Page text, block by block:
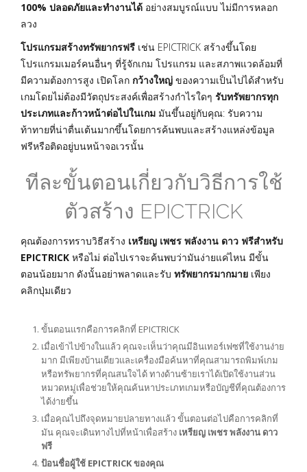
100% ปลอดภัยและทำงานได้ อย่างสมบูรณ์แบบ ไม่มีการหลอก
ลวง
โปรแกรมสร้างทรัพยากรฟรี เช่น EPICTRICK สร้างขึ้นโดย
โปรแกรมเมอร์คนอื่นๆ ที่รู้จักเกม โปรแกรม และสภาพแวดล้อมที่
มีความต้องการสูง เปิดโลก กว้างใหญ่ ของความเป็นไปได้สำหรับ
เกมโดยไม่ต้องมีวัตถุประสงค์เพื่อสร้างกำไรใดๆ รับทรัพยากรทุก
ประเภทและก้าวหน้าต่อไปในเกม มันขึ้นอยู่กับคุณ: รับความ
ท้าทายที่น่าตื่นเต้นมากขึ้นโดยการค้นพบและสร้างแหล่งข้อมูล
ฟรีหรือติดอยู่บนหน้าจอเวรนั้น
ทีละขั้นตอนเกี่ยวกับวิธีการใช้
ตัวสร้าง EPICTRICK
คุณต้องการทราบวิธีสร้าง เหรียญ เพชร พลังงาน ดาว ฟรีสำหรับ
EPICTRICK หรือไม่ ต่อไปเราจะค้นพบว่ามันง่ายแค่ไหน มีขั้น
ตอนน้อยมาก ดังนั้นอย่าพลาดและรับ ทรัพยากรมากมาย เพียง
คลิกปุ่มเดียว
ขั้นตอนแรกคือการคลิกที่ EPICTRICK
เมื่อเข้าไปข้างในแล้ว คุณจะเห็นว่าคุณมีอินเทอร์เฟซที่ใช้งานง่าย
มาก มีเพียงบ้านเดียวและเครื่องมือค้นหาที่คุณสามารถพิมพ์เกม
หรือทรัพยากรที่คุณสนใจได้ ทางด้านซ้ายเราได้เปิดใช้งานส่วน
หมวดหมู่เพื่อช่วยให้คุณค้นหาประเภทเกมหรือบัญชีที่คุณต้องการ
ได้ง่ายขึ้น
เมื่อคุณไปถึงจุดหมายปลายทางแล้ว ขั้นตอนต่อไปคือการคลิกที่
มัน คุณจะเดินทางไปที่หน้าเพื่อสร้าง เหรียญ เพชร พลังงาน ดาว
ฟรี
ป้อนชื่อผู้ใช้ EPICTRICK ของคุณ